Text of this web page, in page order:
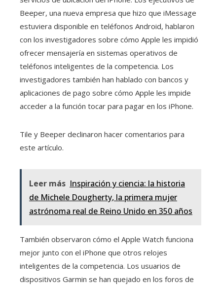
Beeper, una nueva empresa que hizo que iMessage
estuviera disponible en teléfonos Android, hablaron
con los investigadores sobre cómo Apple les impidió
ofrecer mensajería en sistemas operativos de
teléfonos inteligentes de la competencia. Los
investigadores también han hablado con bancos y
aplicaciones de pago sobre cómo Apple les impide
acceder a la función tocar para pagar en los iPhone.
Tile y Beeper declinaron hacer comentarios para
este artículo.
Leer más Inspiración y ciencia: la historia
de Michele Dougherty, la primera mujer
astrónoma real de Reino Unido en 350 años
También observaron cómo el Apple Watch funciona
mejor junto con el iPhone que otros relojes
inteligentes de la competencia. Los usuarios de
dispositivos Garmin se han quejado en los foros de